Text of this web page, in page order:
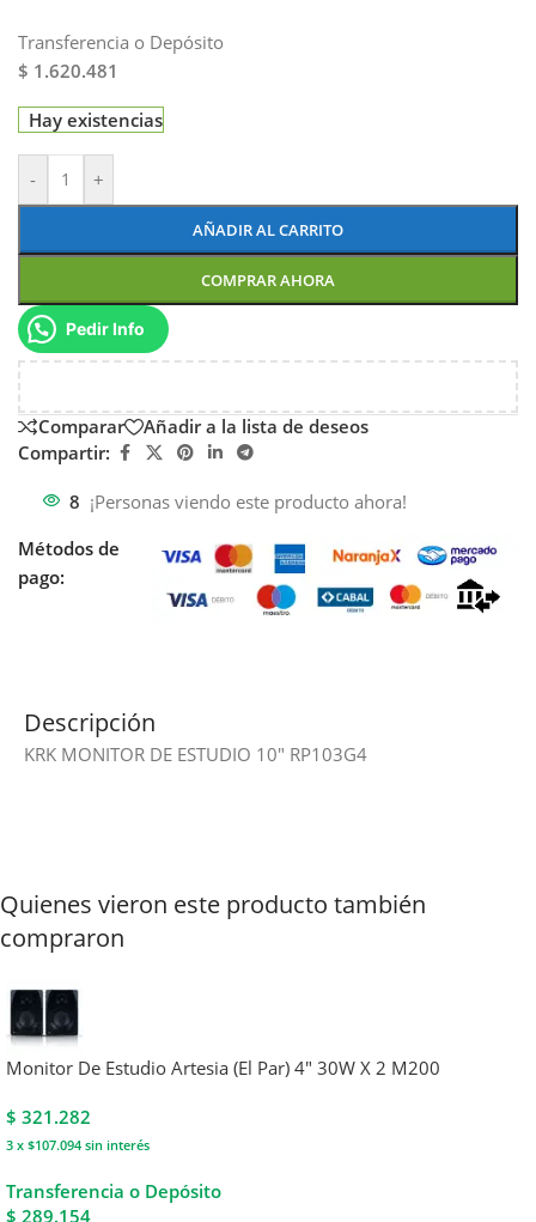
Transferencia o Depósito
$ 1.620.481
Hay existencias
- +
AÑADIR AL CARRITO
COMPRAR AHORA
Pedir Info
Comparar
Añadir a la lista de deseos
Compartir:
8 ¡Personas viendo este producto ahora!
Métodos de
pago:
Descripción
KRK MONITOR DE ESTUDIO 10″ RP103G4
Quienes vieron este producto también
compraron
Monitor De Estudio Artesia (El Par) 4″ 30W X 2 M200
$ 321.282
3 x $107.094 sin interés
Transferencia o Depósito
$ 289.154